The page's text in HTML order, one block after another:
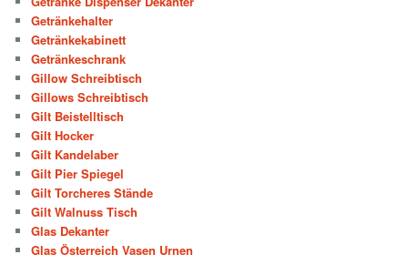
Getränkehalter
Getränkekabinett
Getränkeschrank
Gillow Schreibtisch
Gillows Schreibtisch
Gilt Beistelltisch
Gilt Hocker
Gilt Kandelaber
Gilt Pier Spiegel
Gilt Torcheres Stände
Gilt Walnuss Tisch
Glas Dekanter
Glas Österreich Vasen Urnen